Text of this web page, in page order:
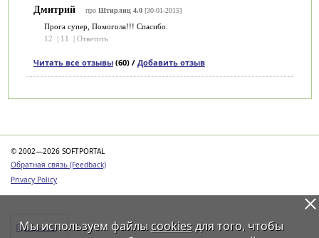
Дмитрий про Штирлиц 4.0[30-01-2015]
Прога супер, Помогола!!! Спасибо.
12
11 Ответить
Читать все отзывы(60) / Добавить отзыв
© 2002—2026 SOFTPORTAL
Обратная связь (Feedback)
Privacy Policy
Программы
Мы используем файлы cookiesдля того, чтобы